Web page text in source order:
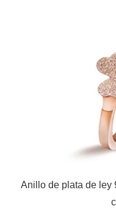
Anillo de plata de ley